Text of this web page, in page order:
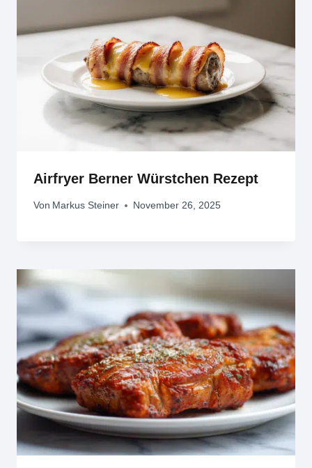
Airfryer Berner Würstchen Rezept
Von Markus Steiner November 26, 2025